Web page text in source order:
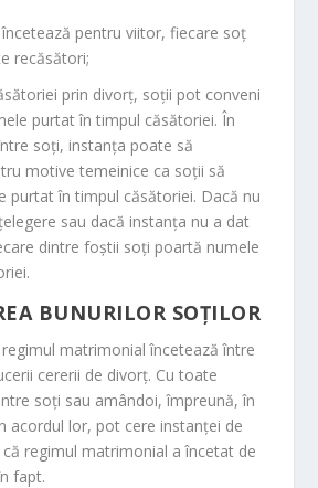
pentru viitor, fiecare soţ
recăsători;
prin divorţ, soţii pot conveni
purtat în timpul căsătoriei. În
soţi, instanţa poate să
motive temeinice ca soţii să
purtat în timpul căsătoriei. Dacă nu
sau dacă instanţa nu a dat
dintre foştii soţi poartă numele
BUNURILOR SOŢILOR
matrimonial încetează între
cererii de divorţ. Cu toate
soţi sau amândoi, împreună, în
acordul lor, pot cere instanţei de
regimul matrimonial a încetat de
fapt.